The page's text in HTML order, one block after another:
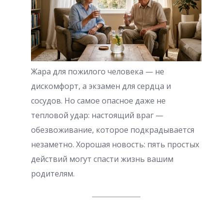
Жара для пожилого человека — не
дискомфорт, а экзамен для сердца и
сосудов. Но самое опасное даже не
тепловой удар: настоящий враг —
обезвоживание, которое подкрадывается
незаметно. Хорошая новость: пять простых
действий могут спасти жизнь вашим
родителям.